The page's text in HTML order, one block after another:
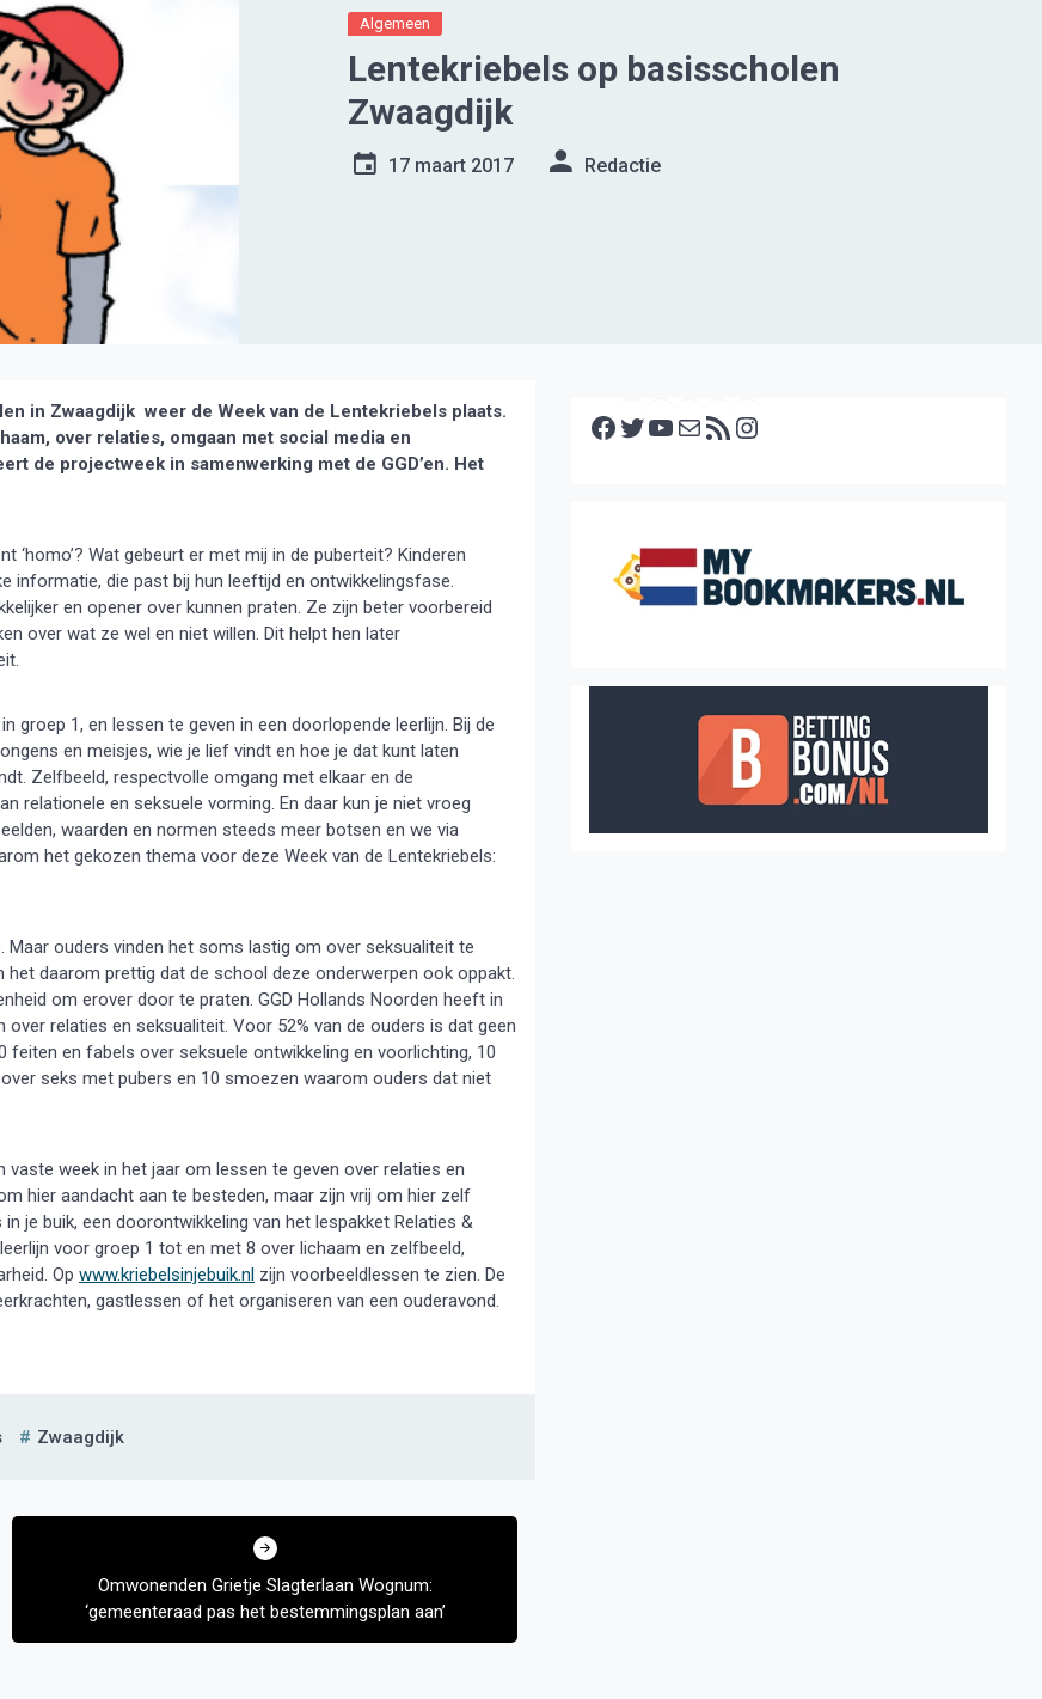
Algemeen
Lentekriebels op basisscholen
Zwaagdijk
17 maart 2017 Redactie
in Zwaagdijk weer de Week van de Lentekriebels plaats.
over relaties, omgaan met social media en
de projectweek in samenwerking met de GGD’en. Het
Wat gebeurt er met mij in de puberteit? Kinderen
informatie, die past bij hun leeftijd en ontwikkelingsfase.
en opener over kunnen praten. Ze zijn beter voorbereid
over wat ze wel en niet willen. Dit helpt hen later
1, en lessen te geven in een doorlopende leerlijn. Bij de
en meisjes, wie je lief vindt en hoe je dat kunt laten
Zelfbeeld, respectvolle omgang met elkaar en de
relationele en seksuele vorming. En daar kun je niet vroeg
waarden en normen steeds meer botsen en we via
het gekozen thema voor deze Week van de Lentekriebels:
ouders vinden het soms lastig om over seksualiteit te
daarom prettig dat de school deze onderwerpen ook oppakt.
om erover door te praten. GGD Hollands Noorden heeft in
relaties en seksualiteit. Voor 52% van de ouders is dat geen
feiten en fabels over seksuele ontwikkeling en voorlichting, 10
seks met pubers en 10 smoezen waarom ouders dat niet
week in het jaar om lessen te geven over relaties en
hier aandacht aan te besteden, maar zijn vrij om hier zelf
je buik, een doorontwikkeling van het lespakket Relaties &
voor groep 1 tot en met 8 over lichaam en zelfbeeld,
Op www.kriebelsinjebuik.nl zijn voorbeeldlessen te zien. De
gastlessen of het organiseren van een ouderavond.
Zwaagdijk
Omwonenden Grietje Slagterlaan Wognum:
‘gemeenteraad pas het bestemmingsplan aan’
Facebook Twitter YouTube E-mail RSS feed